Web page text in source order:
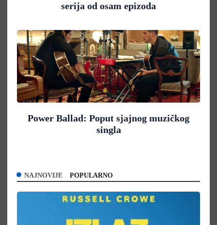
serija od osam epizoda
Power Ballad: Poput sjajnog muzičkog
singla
NAJNOVIJE POPULARNO